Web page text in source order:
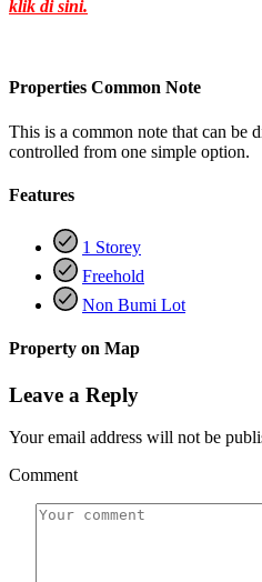
klik di sini.
Properties Common Note
This is a common note that can be
controlled from one simple option.
Features
1 Storey
Freehold
Non Bumi Lot
Property on Map
Leave a Reply
Your email address will not be
Comment